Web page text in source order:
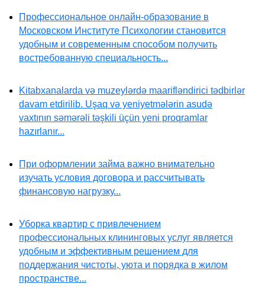
Профессиональное онлайн-образование в
Московском Институте Психологии становится
удобным и современным способом получить
востребованную специальность...
Kitabxanalarda və muzeylərdə maarifləndirici tədbirlər
davam etdirilib. Uşaq və yeniyetmələrin asudə
vaxtının səmərəli təşkili üçün yeni proqramlar
hazırlanır...
При оформлении займа важно внимательно
изучать условия договора и рассчитывать
финансовую нагрузку...
Уборка квартир с привлечением
профессиональных клининговых услуг является
удобным и эффективным решением для
поддержания чистоты, уюта и порядка в жилом
пространстве...